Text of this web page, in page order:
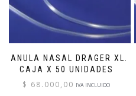
CANULA NASAL DRAGER XL.
CAJA X 50 UNIDADES
$ 68.000,00 IVA INCLUIDO